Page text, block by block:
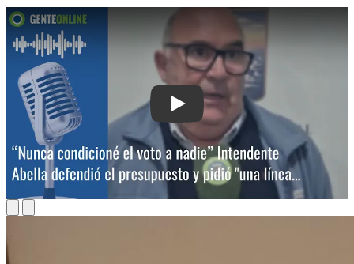
Play: “Nunca condicioné el voto a